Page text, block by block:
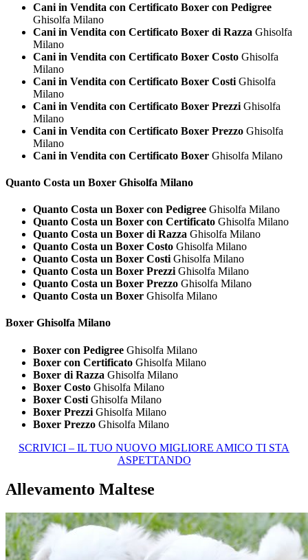
Cani in Vendita con Certificato Boxer con Pedigree
Ghisolfa Milano
Cani in Vendita con Certificato Boxer di Razza Ghisolfa
Milano
Cani in Vendita con Certificato Boxer Costo Ghisolfa
Milano
Cani in Vendita con Certificato Boxer Costi Ghisolfa
Milano
Cani in Vendita con Certificato Boxer Prezzi Ghisolfa
Milano
Cani in Vendita con Certificato Boxer Prezzo Ghisolfa
Milano
Cani in Vendita con Certificato Boxer Ghisolfa Milano
Quanto Costa un Boxer Ghisolfa Milano
Quanto Costa un Boxer con Pedigree Ghisolfa Milano
Quanto Costa un Boxer con Certificato Ghisolfa Milano
Quanto Costa un Boxer di Razza Ghisolfa Milano
Quanto Costa un Boxer Costo Ghisolfa Milano
Quanto Costa un Boxer Costi Ghisolfa Milano
Quanto Costa un Boxer Prezzi Ghisolfa Milano
Quanto Costa un Boxer Prezzo Ghisolfa Milano
Quanto Costa un Boxer Ghisolfa Milano
Boxer Ghisolfa Milano
Boxer con Pedigree Ghisolfa Milano
Boxer con Certificato Ghisolfa Milano
Boxer di Razza Ghisolfa Milano
Boxer Costo Ghisolfa Milano
Boxer Costi Ghisolfa Milano
Boxer Prezzi Ghisolfa Milano
Boxer Prezzo Ghisolfa Milano
SCRIVICI – IL TUO NUOVO MIGLIORE AMICO TI STA
ASPETTANDO
Allevamento Maltese